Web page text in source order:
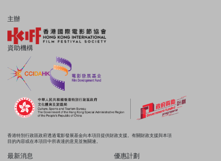
主辦
資助機構
香港特別行政區政府透過電影發展基金向本項目提供財政支援。有關財政支援與本項
目的內容或在本項目中所表達的意見並無關連。
最新消息 優惠計劃